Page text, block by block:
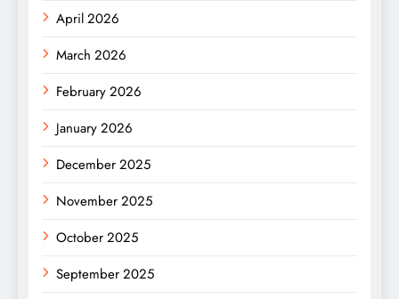
April 2026
March 2026
February 2026
January 2026
December 2025
November 2025
October 2025
September 2025